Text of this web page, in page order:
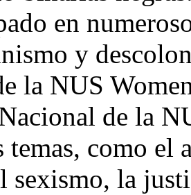
en
y
la NUS
de la
temas, como
sexismo, la